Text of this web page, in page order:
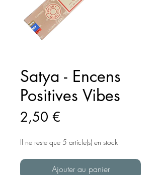
Satya - Encens
Positives Vibes
2,50 €
Il ne reste que 5 article(s) en stock
Ajouter au panier